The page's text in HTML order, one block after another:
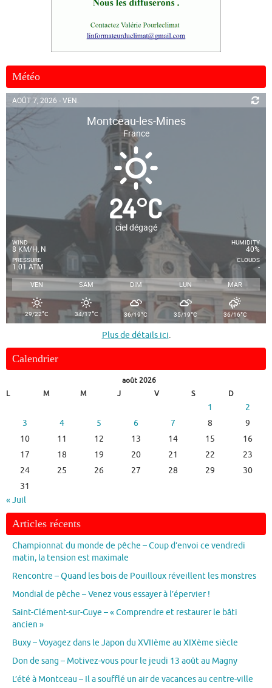
Météo
AOÛT 7, 2026 - VEN.
Montceau-les-Mines
France
24°C
ciel dégagé
WIND
8 KM/H, N
PRESSURE
1.01 ATM
HUMIDITY
40%
CLOUDS
-
VEN SAM DIM LUN MAR
29/22°C 34/17°C 36/19°C 35/19°C 36/16°C
Plus de détails ici.
Calendrier
août 2026
L
M M J V S D
1
2
3
4 5 6 7 8
9
10
11 12 13 14 15
16
17
18 19 20 21 22
23
24
25 26 27 28 29
30
31
« Juil
Articles récents
Championnat du monde de pêche – Coup d’envoi ce vendredi
matin, la tension est maximale
Rencontre – Quand les bois de Pouilloux réveillent les monstres
Mondial de pêche – Venez vous essayer à l’épervier !
Saint-Clément-sur-Guye – « Comprendre et restaurer le bâti
ancien »
Buxy – Voyagez dans le Japon du XVIIème au XIXème siècle
Don de sang – Motivez-vous pour le jeudi 13 août au Magny
L’été à Montceau – Il a soufflé un air de vacances au centre-ville